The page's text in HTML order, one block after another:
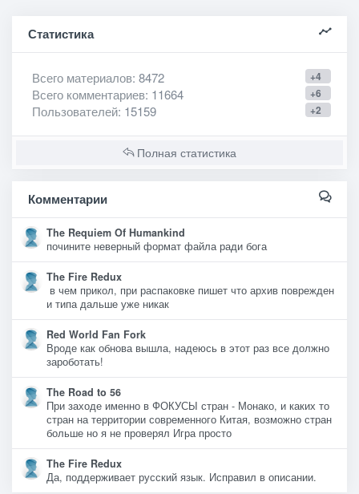
Статистика
+4
Всего материалов: 8472
+6
Всего комментариев: 11664
+2
Пользователей: 15159
Полная статистика
Комментарии
The Requiem Of Humankind
почините неверный формат файла ради бога
The Fire Redux
в чем прикол, при распаковке пишет что архив поврежден
и типа дальше уже никак
Red World Fan Fork
Вроде как обнова вышла, надеюсь в этот раз все должно
зароботать!
The Road to 56
При заходе именно в ФОКУСЫ стран - Монако, и каких то
стран на территории современного Китая, возможно стран
больше но я не проверял Игра просто
The Fire Redux
Да, поддерживает русский язык. Исправил в описании.